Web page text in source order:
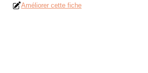
Améliorer cette fiche